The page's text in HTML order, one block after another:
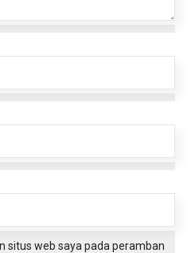
situs web saya pada peramban